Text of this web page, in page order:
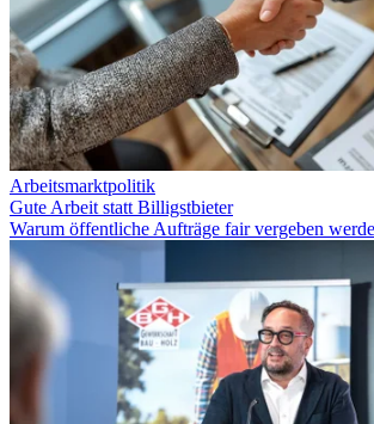
Arbeitsmarktpolitik
Gute Arbeit statt Billigstbieter
Warum öffentliche Aufträge fair vergeben